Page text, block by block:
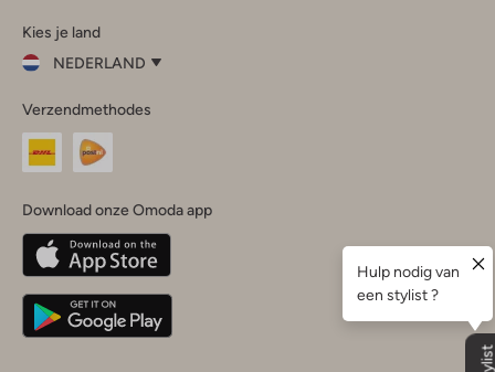
InstagramFacebook
Kies je land
NEDERLAND
je
land
Nederland
Belgique(Français)
Deutschland
Verzendmethodes
Download onze Omoda app